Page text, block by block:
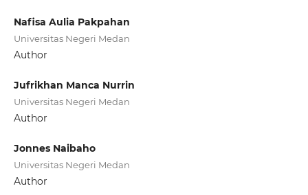
Nafisa Aulia Pakpahan
Universitas Negeri Medan
Author
Jufrikhan Manca Nurrin
Universitas Negeri Medan
Author
Jonnes Naibaho
Universitas Negeri Medan
Author